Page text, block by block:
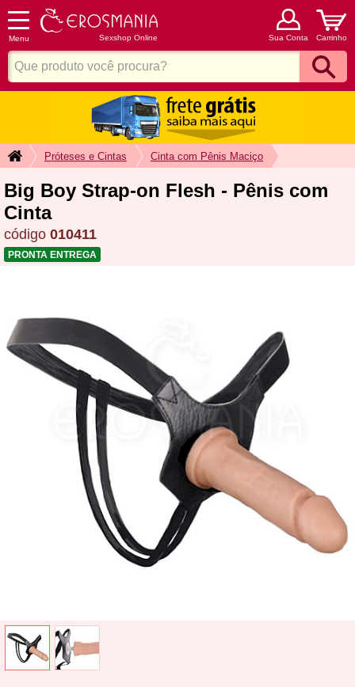
Menu Sexshop Online Sua Conta Carrinho
Próteses e Cintas Cinta com Pênis Maciço
Big Boy Strap-on Flesh - Pênis com
Cinta
código 010411
PRONTA ENTREGA